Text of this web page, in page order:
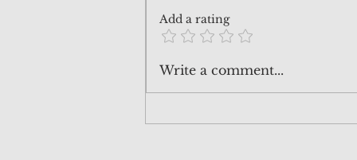
260620 價值投資班 INVA-012
Add a rating
Write a comment...